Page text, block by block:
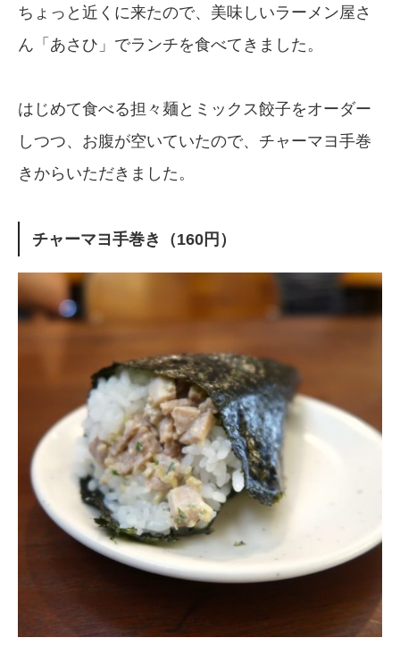
ちょっと近くに来たので、美味しいラーメン屋さ
ん「あさひ」でランチを食べてきました。
はじめて食べる担々麺とミックス餃子をオーダー
しつつ、お腹が空いていたので、チャーマヨ手巻
きからいただきました。
チャーマヨ手巻き（160円）